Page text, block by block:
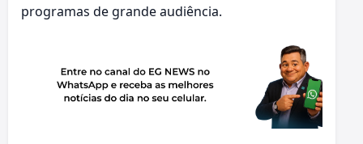
programas de grande audiência.